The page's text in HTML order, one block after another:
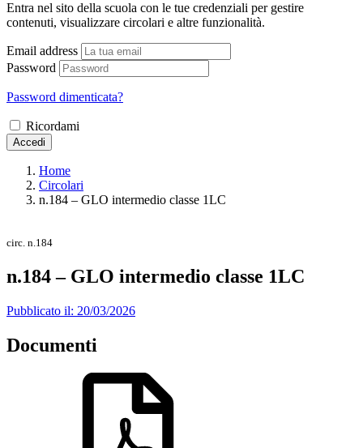
Entra nel sito della scuola con le tue credenziali per gestire
contenuti, visualizzare circolari e altre funzionalità.
Email address
Password
Password dimenticata?
Ricordami
Accedi
Home
Circolari
n.184 – GLO intermedio classe 1LC
circ. n.184
n.184 – GLO intermedio classe 1LC
Pubblicato il: 20/03/2026
Documenti